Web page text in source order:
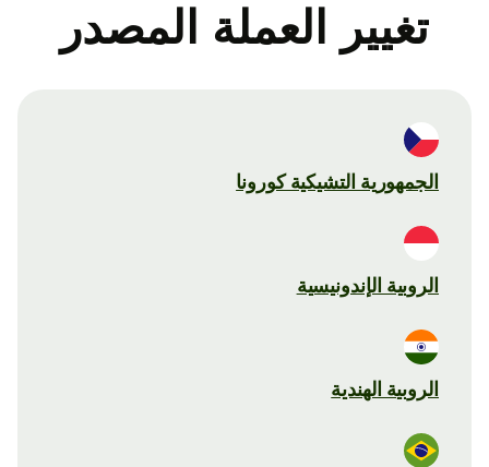
تغيير العملة المصدر
الجمهورية التشيكية كورونا
الروبية الإندونيسية
الروبية الهندية